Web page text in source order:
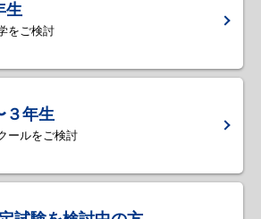
生
をご検討
３年生
ールをご検討